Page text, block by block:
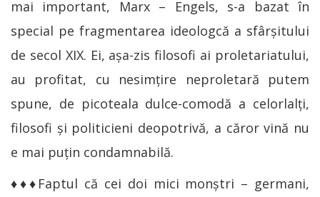
mai important, Marx – Engels, s-a bazat în
special pe fragmentarea ideologcă a sfârșitului
de secol XIX. Ei, aşa-zis filosofi ai proletariatului,
au profitat, cu nesimţire neproletară putem
spune, de picoteala dulce-comodă a celorlalţi,
filosofi şi politicieni deopotrivă, a căror vină nu
e mai puţin condamnabilă.
♦♦♦Faptul că cei doi mici monştri – germani,